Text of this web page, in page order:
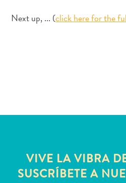
Spa
Comerciales
Next up, ... (click here for the
VIVE LA VIBRA
SUSCRÍBETE A